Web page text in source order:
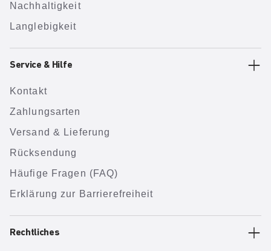
Nachhaltigkeit
Langlebigkeit
Service & Hilfe
Kontakt
Zahlungsarten
Versand & Lieferung
Rücksendung
Häufige Fragen (FAQ)
Erklärung zur Barrierefreiheit
Rechtliches